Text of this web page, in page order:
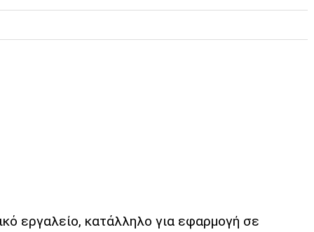
εργαλείο, κατάλληλο για εφαρμογή σε